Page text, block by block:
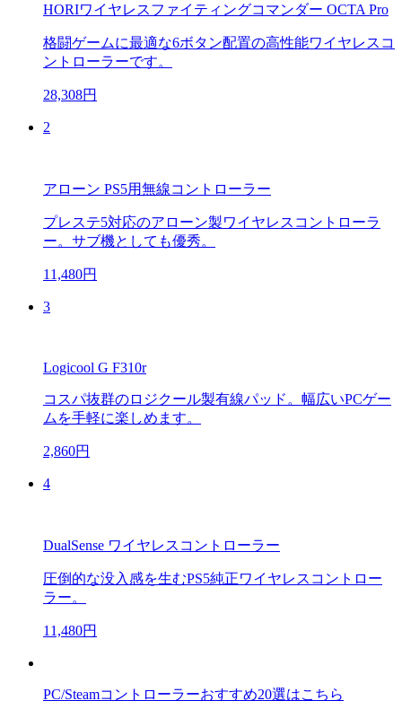
HORIワイヤレスファイティングコマンダー OCTA Pro
格闘ゲームに最適な6ボタン配置の高性能ワイヤレスコ
ントローラーです。
28,308円
2
アローン PS5用無線コントローラー
プレステ5対応のアローン製ワイヤレスコントローラ
ー。サブ機としても優秀。
11,480円
3
Logicool G F310r
コスパ抜群のロジクール製有線パッド。幅広いPCゲー
ムを手軽に楽しめます。
2,860円
4
DualSense ワイヤレスコントローラー
圧倒的な没入感を生むPS5純正ワイヤレスコントロー
ラー。
11,480円
PC/Steamコントローラーおすすめ20選はこちら